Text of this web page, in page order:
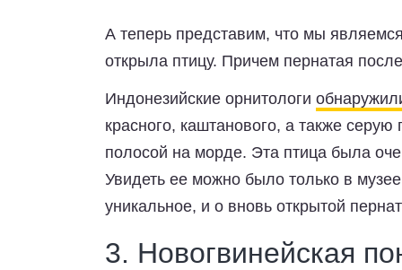
А теперь представим, что мы
открыла птицу. Причем пернатая
Индонезийские орнитологи
красного, каштанового, а также
полосой на морде. Эта птица была
Увидеть ее можно было только в
уникальное, и о вновь открытой
3. Новогвинейская